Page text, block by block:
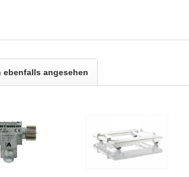
angesehen